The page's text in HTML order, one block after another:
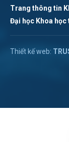
Trang thông tin
Đại học Khoa học
Thiết kế web: